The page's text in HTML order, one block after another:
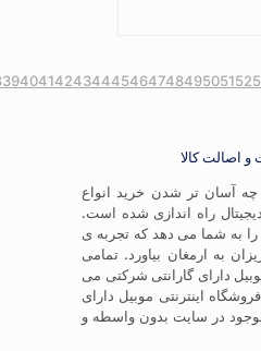
123456789101112131415161718192021